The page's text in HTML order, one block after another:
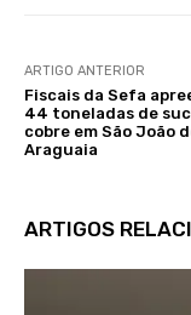
ARTIGO ANTERIOR
Fiscais da Sefa
44 toneladas de
cobre em São João
Araguaia
ARTIGOS